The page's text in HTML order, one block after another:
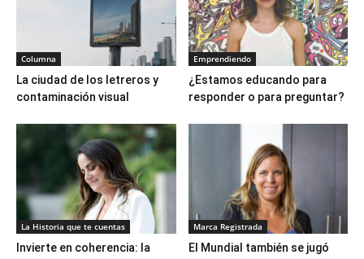
Columna
La ciudad de los letreros y
contaminación visual
Emprendiendo
¿Estamos educando para
responder o para preguntar?
La Historia que te cuentas
Invierte en coherencia: la
Marca Registrada
El Mundial también se jugó